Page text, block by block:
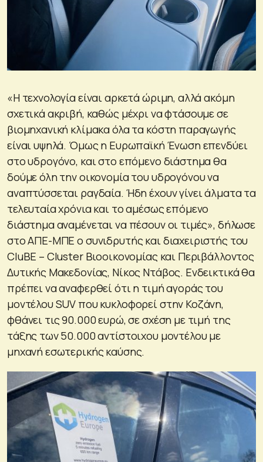
«Η τεχνολογία είναι αρκετά ώριμη, αλλά ακόμη
σχετικά ακριβή, καθώς μέχρι να φτάσουμε σε
βιομηχανική κλίμακα όλα τα κόστη παραγωγής
είναι υψηλά. Όμως η Ευρωπαϊκή Ένωση επενδύει
στο υδρογόνο, και στο επόμενο διάστημα θα
δούμε όλη την οικονομία του υδρογόνου να
αναπτύσσεται ραγδαία. Ήδη έχουν γίνει άλματα τα
τελευταία χρόνια και το αμέσως επόμενο
διάστημα αναμένεται να πέσουν οι τιμές», δήλωσε
στο ΑΠΕ-ΜΠΕ ο συνιδρυτής και διαχειριστής του
CluBE – Cluster Βιοοικονομίας και Περιβάλλοντος
Δυτικής Μακεδονίας, Νίκος Ντάβος. Ενδεικτικά θα
πρέπει να αναφερθεί ότι η τιμή αγοράς του
μοντέλου SUV που κυκλοφορεί στην Κοζάνη,
φθάνει τις 90.000 ευρώ, σε σχέση με τιμή της
τάξης των 50.000 αντίστοιχου μοντέλου με
μηχανή εσωτερικής καύσης.